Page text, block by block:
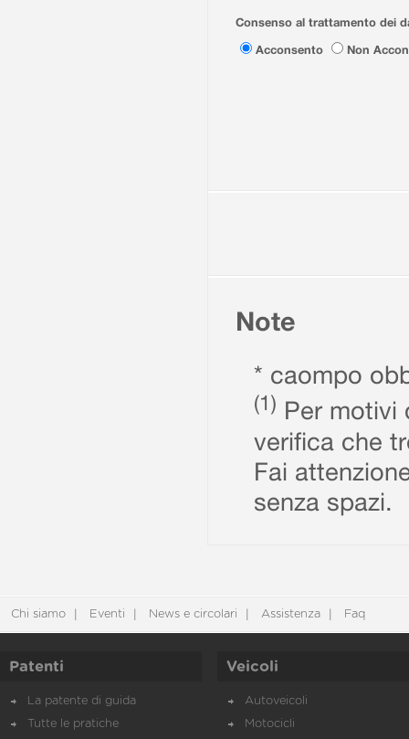
Consenso al trattamento dei
Acconsento
Non
Note
* caompo
(1) Per motivi
verifica che
Fai
senza spazi.
Chi siamo Eventi News e circolari Assistenza Faq
Patenti
La patente di guida
Tutte le pratiche
Veicoli
Autoveicoli
Motocicli